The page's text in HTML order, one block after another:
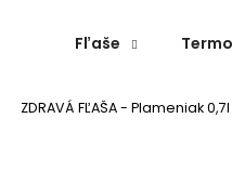
Fľaše
ZDRAVÁ FĽAŠA - Plameniak 0,7l